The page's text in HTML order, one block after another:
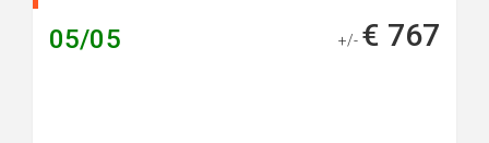
05/05 +/- € 767